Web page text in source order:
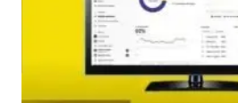
SAÚDE